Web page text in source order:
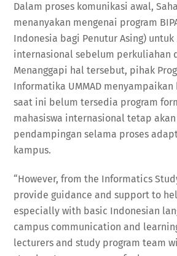
Dalam proses komunikasi awal,
menanyakan mengenai program
Indonesia bagi Penutur Asing) untuk
internasional sebelum perkuliahan
Menanggapi hal tersebut, pihak
Informatika UMMAD
saat ini belum tersedia program
mahasiswa internasional tetap
pendampingan selama proses
kampus.
“However, from the Informatics
provide guidance and support to
especially with basic Indonesian
campus communication and
lecturers and study program team